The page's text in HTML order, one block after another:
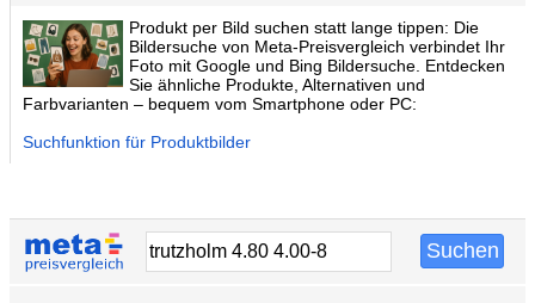
Produkt per Bild suchen statt lange tippen: Die
Bildersuche von Meta-Preisvergleich verbindet Ihr
Foto mit Google und Bing Bildersuche. Entdecken
Sie ähnliche Produkte, Alternativen und
Farbvarianten – bequem vom Smartphone oder PC:
Suchfunktion für Produktbilder